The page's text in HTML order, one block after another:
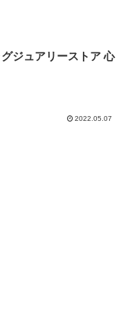
ジュアリーストア 心
2022.05.07